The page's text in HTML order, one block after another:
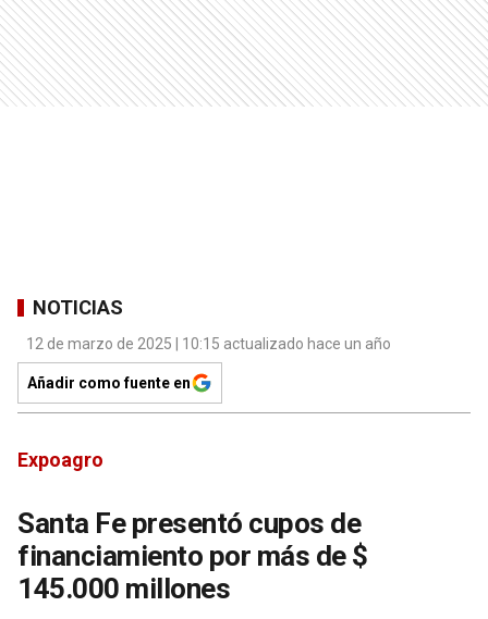
NOTICIAS
12 de marzo de 2025 | 10:15 actualizado hace un año
Añadir como fuente en
Expoagro
Santa Fe presentó cupos de
financiamiento por más de $
145.000 millones